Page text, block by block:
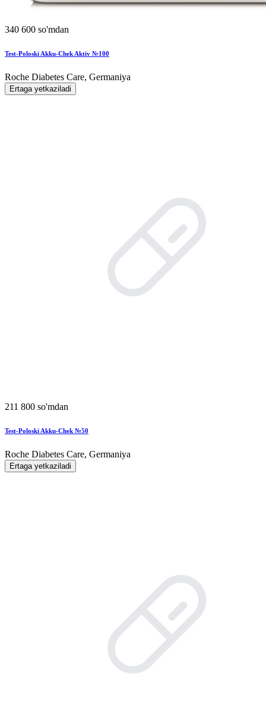
340 600 so'mdan
Test-Poloski Akku-Chek Aktiv №100
Roche Diabetes Care, Germaniya
Ertaga yetkaziladi
211 800 so'mdan
Test-Poloski Akku-Chek №50
Roche Diabetes Care, Germaniya
Ertaga yetkaziladi